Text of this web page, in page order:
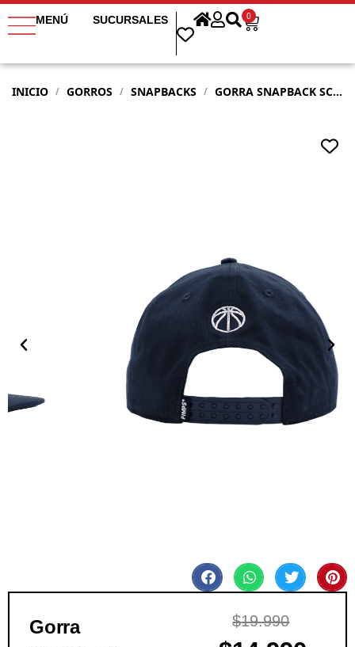
MENÚ SUCURSALES 0
INICIO / GORROS / SNAPBACKS / GORRA SNAPBACK SCRIPT AZUL
Gorra
$19.990